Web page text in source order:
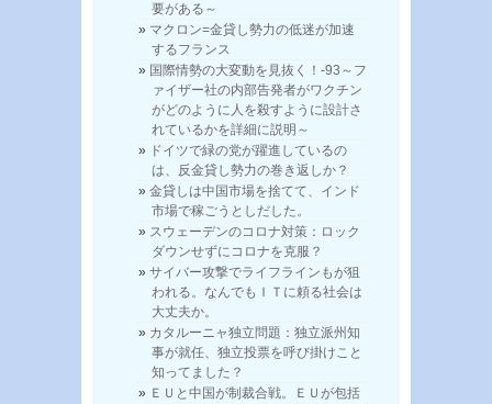
要がある～
マクロン=金貸し勢力の低迷が加速
するフランス
国際情勢の大変動を見抜く！-93～フ
ァイザー社の内部告発者がワクチン
がどのように人を殺すように設計さ
れているかを詳細に説明～
ドイツで緑の党が躍進しているの
は、反金貸し勢力の巻き返しか？
金貸しは中国市場を捨てて、インド
市場で稼ごうとしだした。
スウェーデンのコロナ対策：ロック
ダウンせずにコロナを克服？
サイバー攻撃でライフラインもが狙
われる。なんでもＩＴに頼る社会は
大丈夫か。
カタルーニャ独立問題：独立派州知
事が就任、独立投票を呼び掛けこと
知ってました？
ＥＵと中国が制裁合戦。ＥＵが包括